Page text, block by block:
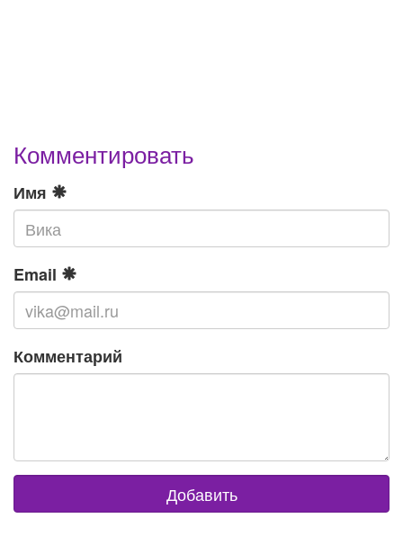
Комментировать
Имя
Email
Комментарий